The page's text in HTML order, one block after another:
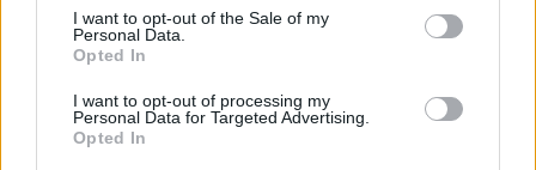
consent section.
I want to opt-out of the Sale of my
Personal Data.
Opted In
I want to opt-out of processing my
Personal Data for Targeted Advertising.
Opted In
quell'appunto nacque la sua linea editoriale,
che propugna spiegazioni visive per il tifoso
critico. Dettaglio unico: una stagione
allenatore under15 al Chieri e ciclista urbano.